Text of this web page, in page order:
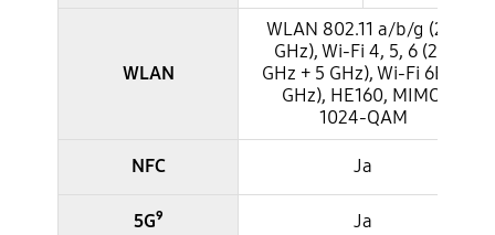
WLAN
WLAN 802.11 a/b/g (2,4
GHz), Wi-Fi 4, 5, 6 (2,4
GHz + 5 GHz), Wi-Fi 6E (6
GHz), HE160, MIMO,
1024-QAM
NFC Ja
5G⁹ Ja